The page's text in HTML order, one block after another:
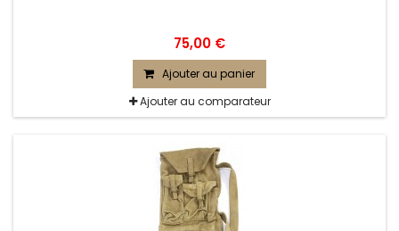
75,00 €
Ajouter au panier
Ajouter au comparateur